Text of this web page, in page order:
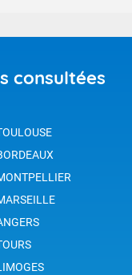
consultées